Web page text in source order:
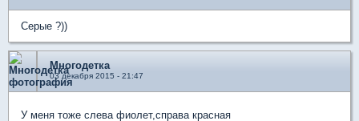
Серые ?))
Многодетка
03 декабря 2015 - 21:47
У меня тоже слева фиолет,справа красная